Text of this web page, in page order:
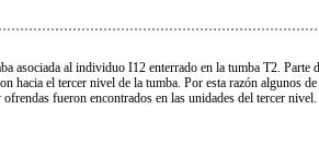
asociada al individuo I12 enterrado en la tumba T2. Parte
hacia el tercer nivel de la tumba. Por esta razón algunos
fueron encontrados en las unidades del tercer nivel.